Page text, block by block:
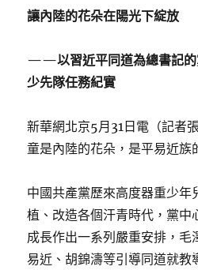
讓內陸的花朵在陽光下綻放
——以習近平同道為總書記的
少先隊任務紀實
新華網北京5月31日電（記者
童是內陸的花朵，是平易近族
中國共產黨歷來高度器重少年
植、改造各個汗青時代，黨中
成長作出一系列嚴重安排，毛
易近、胡錦濤等引導同道就教